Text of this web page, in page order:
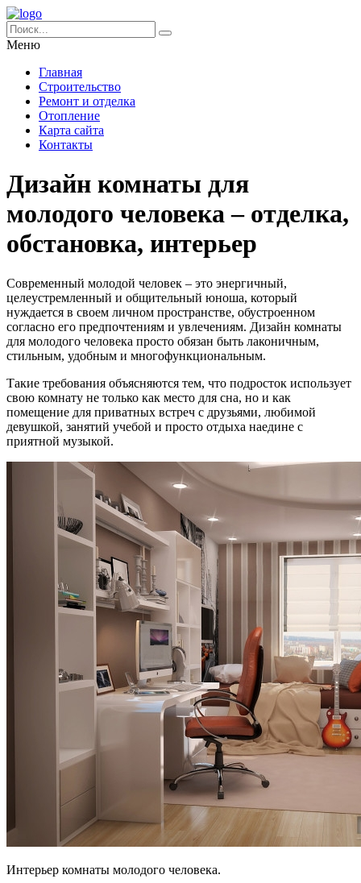
Меню
Главная
Строительство
Ремонт и отделка
Отопление
Карта сайта
Контакты
Дизайн комнаты для
молодого человека – отделка,
обстановка, интерьер
Современный молодой человек – это энергичный,
целеустремленный и общительный юноша, который
нуждается в своем личном пространстве, обустроенном
согласно его предпочтениям и увлечениям. Дизайн комнаты
для молодого человека просто обязан быть лаконичным,
стильным, удобным и многофункциональным.
Такие требования объясняются тем, что подросток использует
свою комнату не только как место для сна, но и как
помещение для приватных встреч с друзьями, любимой
девушкой, занятий учебой и просто отдыха наедине с
приятной музыкой.
Интерьер комнаты молодого человека.